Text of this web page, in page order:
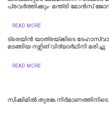
പ്രവർത്തിക്കും- മന്ത്രി മോൻസ്
READ MORE
ട്രെയിൻ യാത്രയ്ക്കിടെ
മടങ്ങിയ നഴ്സിങ് വിദ്യാർഥിനി മരിച്ചു
READ MORE
സിക്കിമിൽ തുരങ്ക നിർമാണത്തിനിടെ